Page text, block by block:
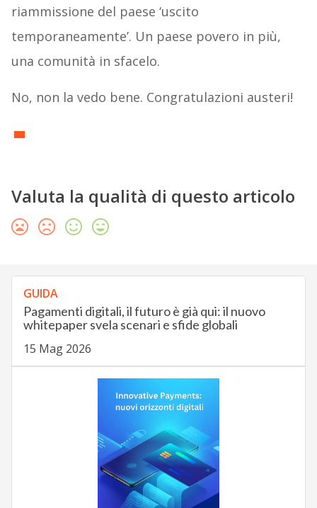
riammissione del paese ‘uscito
temporaneamente’. Un paese povero in più,
una comunità in sfacelo.
No, non la vedo bene. Congratulazioni austeri!
Valuta la qualità di questo articolo
GUIDA
Pagamenti digitali, il futuro è già qui: il nuovo
whitepaper svela scenari e sfide globali
15 Mag 2026